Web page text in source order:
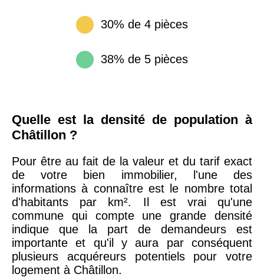
30% de 4 pièces
38% de 5 pièces
Quelle est la densité de population à
Châtillon ?
Pour être au fait de la valeur et du tarif exact
de votre bien immobilier, l'une des
informations à connaître est le nombre total
d'habitants par km². Il est vrai qu'une
commune qui compte une grande densité
indique que la part de demandeurs est
importante et qu'il y aura par conséquent
plusieurs acquéreurs potentiels pour votre
logement à Châtillon.